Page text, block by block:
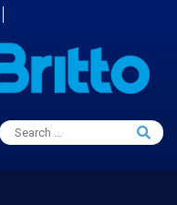
Search
for:
Search